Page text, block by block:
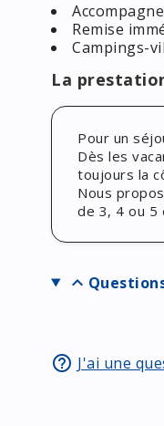
Remise
Campings-
La
Pour un
Dès les
toujours la
Nous
de 3, 4 ou 5
expand_more
help_outline J'ai une